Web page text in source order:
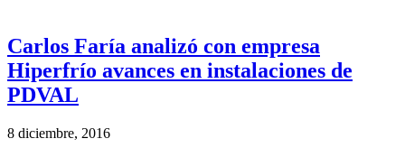
Carlos Faría analizó con empresa
Hiperfrío avances en instalaciones de
PDVAL
8 diciembre, 2016